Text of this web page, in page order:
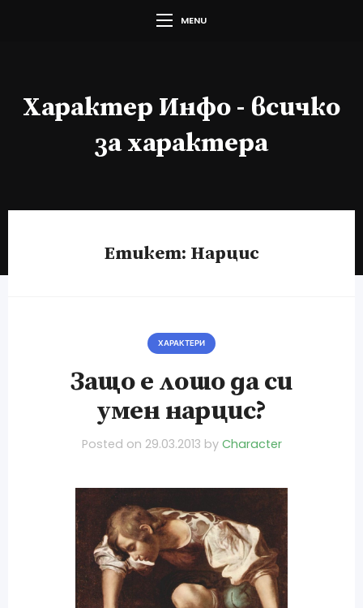
MENU
Характер Инфо - всичко
за характера
Етикет: Нарцис
ХАРАКТЕРИ
Защо е лошо да си
умен нарцис?
Posted on 29.03.2013 by Character